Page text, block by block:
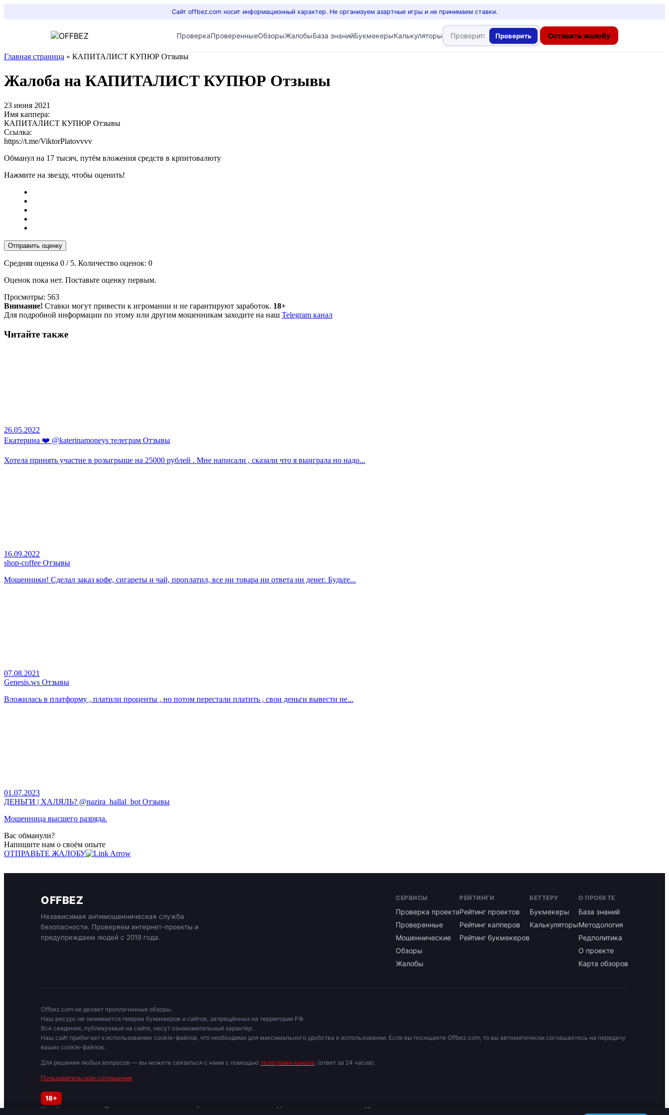
Сайт offbez.com носит информационный характер. Не организуем азартные игры и не принимаем ставки.
ПроверкаПроверенныеОбзорыЖалобыБаза знанийБукмекерыКалькуляторы Проверить Оставить жалобу
Главная страница » КАПИТАЛИСТ КУПЮР Отзывы
Жалоба на КАПИТАЛИСТ КУПЮР Отзывы
23 июня 2021
Имя каппера:
КАПИТАЛИСТ КУПЮР Отзывы
Ссылка:
https://t.me/ViktorPlatovvvv
Обманул на 17 тысяч, путём вложения средств в крпитовалюту
Нажмите на звезду, чтобы оценить!
Отправить оценку
Средняя оценка 0 / 5. Количество оценок: 0
Оценок пока нет. Поставьте оценку первым.
Просмотры: 563
Внимание! Ставки могут привести к игромании и не гарантируют заработок. 18+
Для подробной информации по этому или другим мошенникам заходите на наш Telegram канал
Читайте также
26.05.2022
Екатерина ❤️ @katerinamoneys телеграм Отзывы
Хотела принять участие в розыгрыше на 25000 рублей . Мне написали , сказали что я выиграла но надо...
16.09.2022
shop-coffee Отзывы
Мошенники! Сделал заказ кофе, сигареты и чай, проплатил, все ни товара ни ответа ни денег. Будьте...
07.08.2021
Genesis.ws Отзывы
Вложилась в платформу , платили проценты , но потом перестали платить , свои деньги вывести не...
01.07.2023
ДЕНЬГИ | ХАЛЯЛЬ? @nazira_hallal_bot Отзывы
Мошенница высшего разряда.
Вас обманули?
Напишите нам о своём опыте
ОТПРАВЬТЕ ЖАЛОБУ
OFFBEZ
Независимая антимошенническая служба
безопасности. Проверяем интернет-проекты и
предупреждаем людей с 2019 года.
СЕРВИСЫ
Проверка проекта
Проверенные
Мошеннические
Обзоры
Жалобы
РЕЙТИНГИ
Рейтинг проектов
Рейтинг капперов
Рейтинг букмекеров
БЕТТЕРУ
Букмекеры
Калькуляторы
О ПРОЕКТЕ
База знаний
Методология
Редполитика
О проекте
Карта обзоров
Offbez.com не делает проплаченные обзоры.
Наш ресурс не занимается пиаром букмекеров и сайтов, запрещённых на территории РФ.
Все сведения, публикуемые на сайте, несут ознакомительный характер.
Наш сайт прибегает к использованию cookie-файлов, что необходимо для максимального удобства в использовании. Если вы посещаете Offbez.com, то вы автоматически соглашаетесь на передачу
ваших cookie-файлов.
Для решения любых вопросов — вы можете связаться с нами с помощью телеграмм канала: (ответ за 24 часов).
Пользовательское соглашение
18+
Играйте осторожно. При признаках зависимости обратитесь к специалисту. Материалы для лиц старше 18 лет.